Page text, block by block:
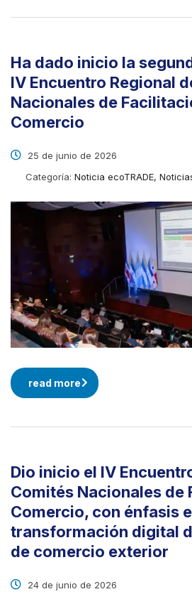
Ha dado inicio la
IV Encuentro Regional
Nacionales de
Comercio
25 de junio de 2026
Categoría: Noticia ecoTRADE,
read more
Dio inicio el IV
Comités Nacionales de
Comercio, con énfasis
transformación digital
de comercio exterior
24 de junio de 2026